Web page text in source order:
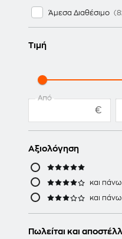
Άμεσα Διαθέσιμο
Τιμή
Από
€
Αξιολόγηση
και πάνω
και πάνω
Πωλείται και